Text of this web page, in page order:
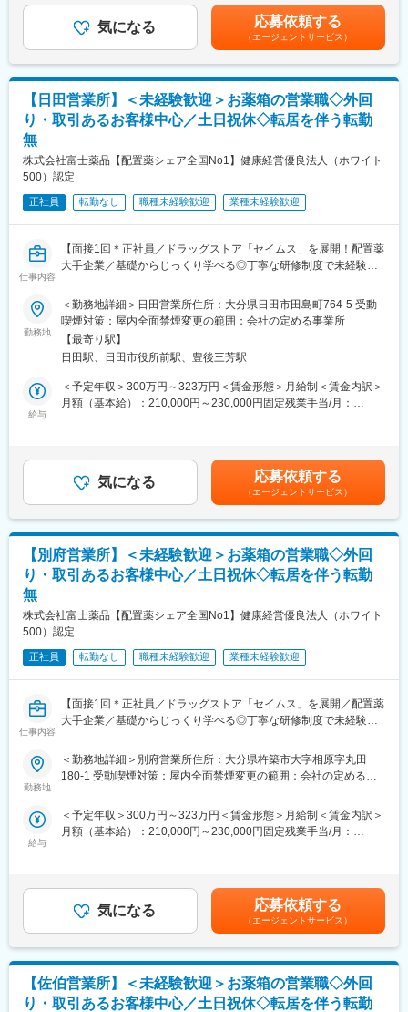
よう当日やる仕事を決めて業務を進めますので、効率的でメリハ
リのある働き方が可能です。
はら調剤薬局」に配属予定です。当薬局は、20代～60代まで幅広
い年齢層のスタッフが活躍し、明るく活気ある職場です。
まえはら調剤薬局では、現在2名の薬剤師（40代1名、20代後半1
でサポートしますのでご安心ください。
「薬剤師＝薬局でお薬をくれる人」ではなく、「薬剤師としての
2019年より、薬剤師は患者様に向き合う（対人業務）時間を確保
するため、薬局スタッフと連携することが可能となりました。患
担う医療人の一人として活躍できるようになりました。
当薬局では、いち早く「パートナー制度」を導入。パートナー
と、薬のエキスパートである薬剤師が協働し、薬剤師は患者様へ
の指導に集中できる環境が整っています。
することで、患者様個人のためだけでなく、ひいては社会・福祉
に貢献し「信頼できる薬剤師」になれるよう、日々努力しており
テーマに調剤事業をはじめ様々な業務に取り組んでいます。機械
化やパートナー（薬剤師と協働し対物業務を行う非薬剤師）制度
の導入により、薬剤師が患者様への提案・サポートに集中できる
体制が整っています。
変更の範囲：会社の定める業務
新卒460万円～賃金はあくまでも目安の金額であり、選考を通じ
て上下する可能性があります。月給(月額)は固定手当を含めた表記
です。
気になる 応募依頼する
（エージェントサービス）
【日田営業所】＜未経験歓迎＞お薬箱の営業職◇外回
り・取引あるお客様中心／土日祝休◇転居を伴う転勤
無
株式会社富士薬品【配置薬シェア全国No1】健康経営優良法人（ホワイト
500）認定
正社員 転勤なし 職種未経験歓迎 業種未経験歓迎
仕事内容
【面接1回＊正社員／ドラッグストア「セイムス」を展開！配置薬
大手企業／基礎からじっくり学べる◎丁寧な研修制度で未経験の
■職務内容：
担当エリアのお客様（個人宅や企業）へ訪問し、配置薬（お薬
箱）や健康食品の提案をお任せします。
※既に、取引のあるお客様先を訪問するスタイルです。
＜仕事の流れ＞
へ訪問をします。
・健康相談、新商品・サービスのご提案 など
※一部、新たに配置薬を置いていただくお客様への訪問がありま
└配置薬は無料でおけるので、お客様も抵抗なく置いてくれる製
品です。
■未経験の方も安心！充実した研修制度：
・入社2週間～1カ月 ： 先輩社員に同行し、仕事の流れを学びま
す。「会話のコツ」や「商品のご案内方法」といった実践的なス
・入社1カ月以降 ： 慣れてきたら独り立ち。既存のお客様をメイ
ンに訪問します。
＜専門資格を取得できる＞
・入社後は、医薬品販売の専門知識を身につけるために、登録販
さい。
・資格取得後は、資格手当として給与にも反映されます。
・スケジュールに合わせて直行直帰可
・転居を伴う転勤はありません
勤務地
＜勤務地詳細＞日田営業所住所：大分県日田市田島町764-5 受動
喫煙対策：屋内全面禁煙変更の範囲：会社の定める事業所
【最寄り駅】
日田駅、日田市役所前駅、豊後三芳駅
給与
＜予定年収＞300万円～323万円＜賃金形態＞月給制＜賃金内訳＞
月額（基本給）：210,000円～230,000円固定残業手当/月：
年収は当社規定に基づき、年齢や経験に応じて決定します。・昇
給：年1回（4月）＜モデル給与＞※入社3年目平均基本給＋各種手
当＋業績連動給→総支給月額344,141円※業績連動給：月の予算達
成や売り上げに対して支払われます賃金はあくまでも目安の金額
であり、選考を通じて上下する可能性があります。月給(月額)は固
定手当を含めた表記です。
気になる 応募依頼する
（エージェントサービス）
【別府営業所】＜未経験歓迎＞お薬箱の営業職◇外回
り・取引あるお客様中心／土日祝休◇転居を伴う転勤
無
株式会社富士薬品【配置薬シェア全国No1】健康経営優良法人（ホワイト
500）認定
正社員 転勤なし 職種未経験歓迎 業種未経験歓迎
仕事内容
【面接1回＊正社員／ドラッグストア「セイムス」を展開／配置薬
大手企業／基礎からじっくり学べる◎丁寧な研修制度で未経験の
■職務内容：
※既に、取引のあるお客様先を訪問するスタイルです。
※社用車（軽自動車）に乗ってお客様宅へ訪問をします。（1件あ
たり20～30分程度）
・配置薬や健康食品の期限管理
・使った分の配置薬を補充
・使用したお薬代金の集金
・健康相談、新商品・サービスのご提案 など
勤務地
＜勤務地詳細＞別府営業所住所：大分県杵築市大字相原字丸田
180-1 受動喫煙対策：屋内全面禁煙変更の範囲：会社の定める事
給与
＜予定年収＞300万円～323万円＜賃金形態＞月給制＜賃金内訳＞
月額（基本給）：210,000円～230,000円固定残業手当/月：
年収は当社規定に基づき、年齢や経験に応じて決定します。・昇
給：年1回（4月）＜モデル給与＞※入社3年目平均基本給＋各種手
当＋業績連動給→総支給月額344,141円※業績連動給：月の予算達
成や売り上げに対して支払われます。賃金はあくまでも目安の金
額であり、選考を通じて上下する可能性があります。月給(月額)は
固定手当を含めた表記です。
気になる 応募依頼する
（エージェントサービス）
【佐伯営業所】＜未経験歓迎＞お薬箱の営業職◇外回
り・取引あるお客様中心／土日祝休◇転居を伴う転勤